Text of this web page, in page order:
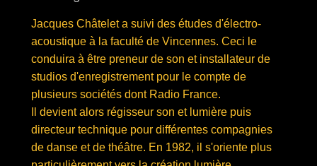
Jacques Châtelet a suivi des études d'électro-
acoustique à la faculté de Vincennes. Ceci le
conduira à être preneur de son et installateur de
studios d'enregistrement pour le compte de
plusieurs sociétés dont Radio France.
Il devient alors régisseur son et lumière puis
directeur technique pour différentes compagnies
de danse et de théâtre. En 1982, il s'oriente plus